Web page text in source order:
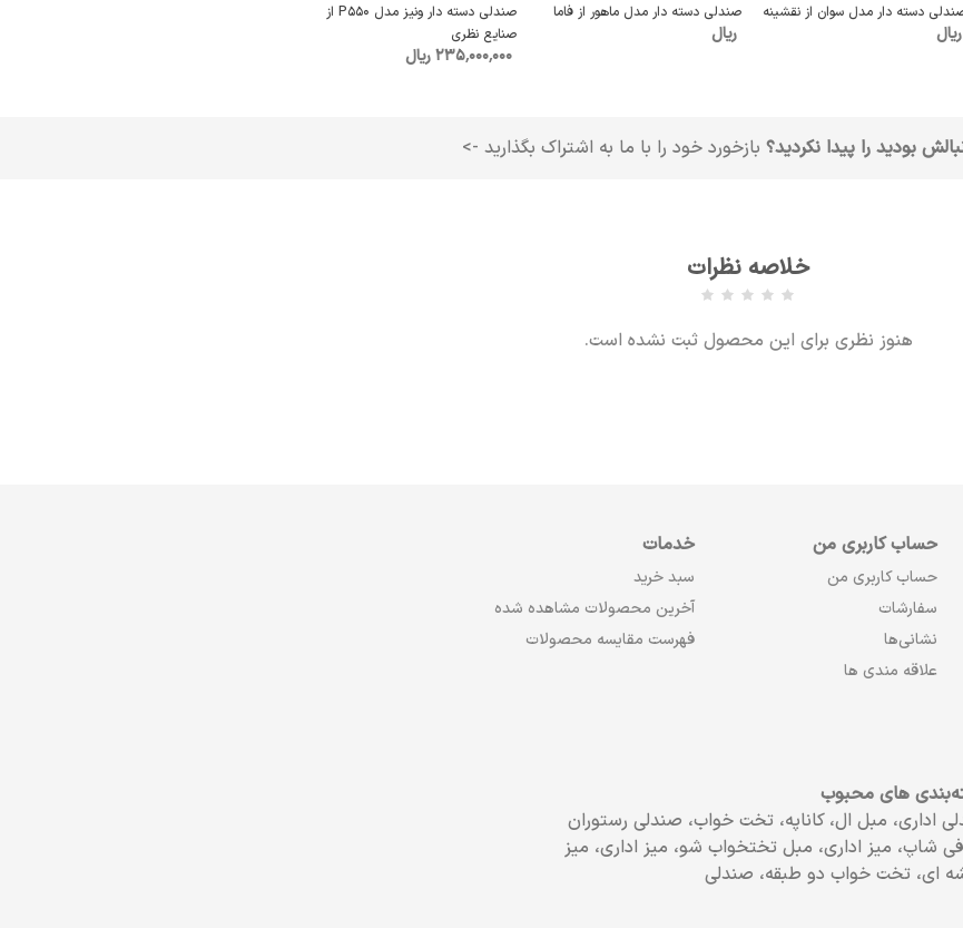
دسته دار مدل سوان از نقشینه
ریال
صندلی دسته دار مدل ماهور از فاما
ریال
صندلی دسته دار ونیز مدل P550 از
صنایع نظری
235٬000٬000 ریال
بودید را پیدا نکردید؟ بازخورد خود را با ما به اشتراک بگذارید ->
خلاصه نظرات
هنوز نظری برای این محصول ثبت نشده است.
حساب کاربری من
حساب کاربری من
سفارشات
نشانی‌ها
علاقه مندی ها
خدمات
سبد خرید
آخرین محصولات مشاهده شده
فهرست مقایسه محصولات
های محبوب
اداری، مبل ال، کاناپه، تخت خواب، صندلی رستوران
شاپ، میز اداری، مبل تختخواب شو، میز اداری، میز
ای، تخت خواب دو طبقه، صندلی